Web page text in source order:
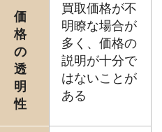
価
格
の
透
明
性
買取価格が不
明瞭な場合が
多く、価格の
説明が十分で
はないことが
ある